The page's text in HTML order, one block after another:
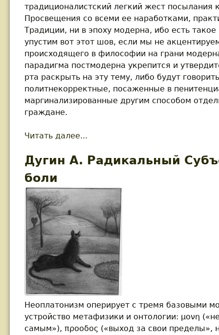
традиционалистский легкий жест посылания
Просвещения со всеми ее наработками,
Традиции, ни в эпоху модерна, ибо есть
упустим вот этот шов, если мы не
происходящего в философии на грани
парадигма постмодерна укрепится и
рта раскрыть на эту тему, либо будут
политнекорректные, посаженные в
маргинализированные другим способом
граждане.
Читать далее...
Дугин А. Радикальный
боли
Неоплатонизм оперирует с тремя базовыми
устройство метафизики и онтологии: μονη
самым»), προοδος («выход за свои пределы»,